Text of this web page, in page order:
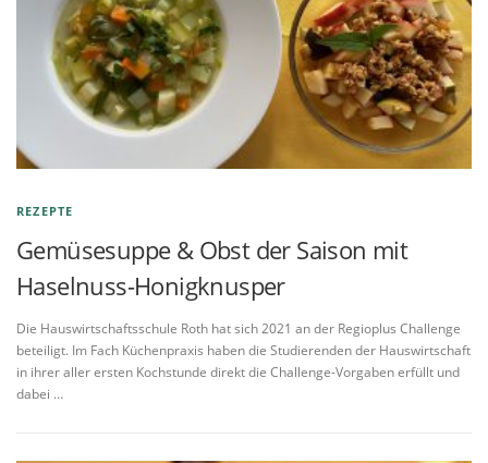
REZEPTE
Gemüsesuppe & Obst der Saison mit
Haselnuss-Honigknusper
Die Hauswirtschaftsschule Roth hat sich 2021 an der Regioplus Challenge
beteiligt. Im Fach Küchenpraxis haben die Studierenden der Hauswirtschaft
in ihrer aller ersten Kochstunde direkt die Challenge-Vorgaben erfüllt und
dabei …